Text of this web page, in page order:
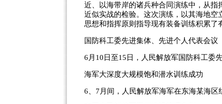
近、以海带岸的诸兵种合同演练中，从
近似实战的检验。这次演练，以其海地
思想和指挥原则指导现有装备训练积累了
国防科工委先进集体、先进个人代表会议
6月10日至15日，人民解放军国防科工委
海军大深度大规模饱和潜水训练成功
6、7月间，人民解放军海军在东海某海